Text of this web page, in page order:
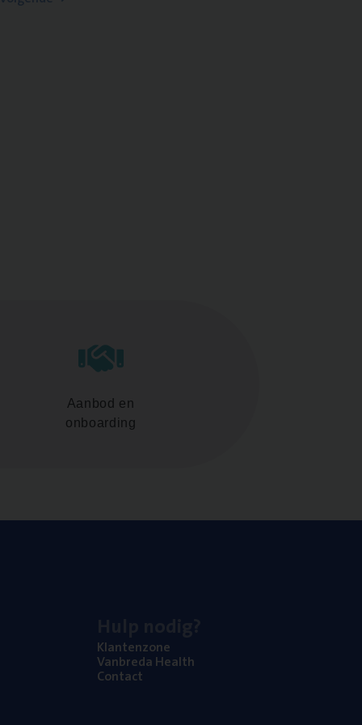
Aanbod en
onboarding
Klan­ten­zo­ne
Van­b­re­da Health
Con­tact